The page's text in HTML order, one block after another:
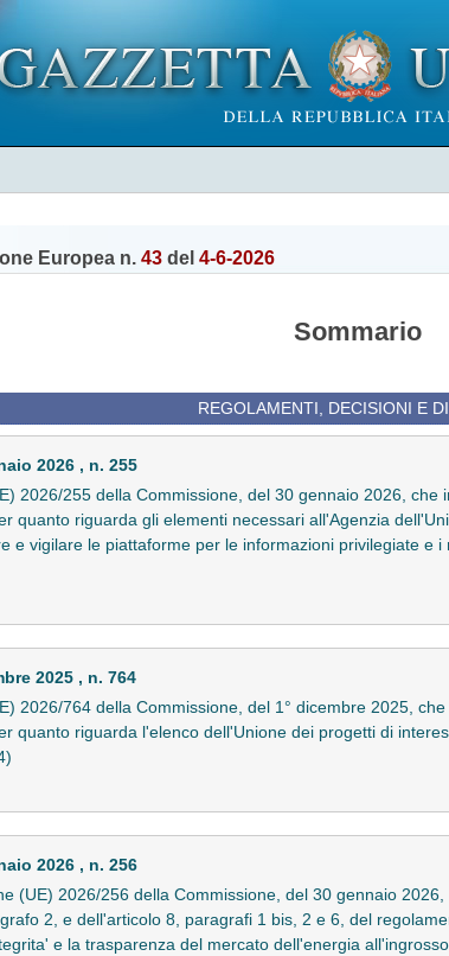
Europea n. 43 del 4-6-2026
Sommario
REGOLAMENTI, DECISIONI E
2026 , n. 255
2026/255 della Commissione, del 30 gennaio 2026,
quanto riguarda gli elementi necessari all'Agenzia
e vigilare le piattaforme per le informazioni privilegiate e
2025 , n. 764
2026/764 della Commissione, del 1° dicembre 2025,
quanto riguarda l'elenco dell'Unione dei progetti di
2026 , n. 256
(UE) 2026/256 della Commissione, del 30 gennaio
2, e dell'articolo 8, paragrafi 1 bis, 2 e 6, del
e la trasparenza del mercato dell'energia